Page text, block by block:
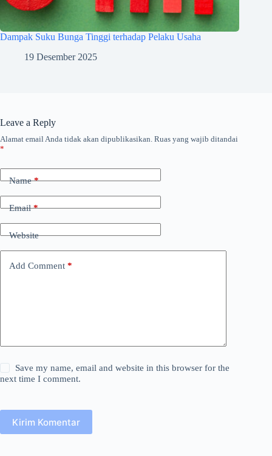
Dampak Suku Bunga Tinggi terhadap Pelaku Usaha
19 Desember 2025
Leave a Reply
Alamat email Anda tidak akan dipublikasikan. Ruas yang wajib ditandai
*
Name*
Email*
Website
Add Comment *
Save my name, email and website in this browser for the
next time I comment.
Kirim Komentar